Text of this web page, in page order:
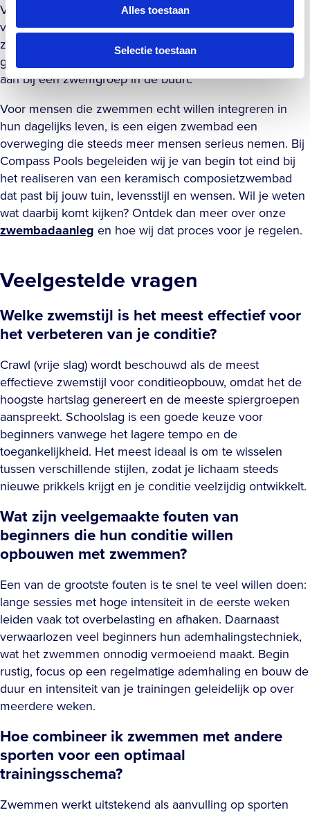
Alles toestaan
Selectie toestaan
Variatie helpt ook om gemotiveerd te blijven. Wissel
verschillende zwemstijlen af, probeer intervaltraining of
zwem op muziek. Sociale motivatie werkt eveneens
goed: zwem samen met een partner of vriend, of sluit je
aan bij een zwemgroep in de buurt.
Voor mensen die zwemmen echt willen integreren in
hun dagelijks leven, is een eigen zwembad een
overweging die steeds meer mensen serieus nemen. Bij
Compass Pools begeleiden wij je van begin tot eind bij
het realiseren van een keramisch composietzwembad
dat past bij jouw tuin, levensstijl en wensen. Wil je weten
wat daarbij komt kijken? Ontdek dan meer over onze
zwembadaanleg en hoe wij dat proces voor je regelen.
Veelgestelde vragen
Welke zwemstijl is het meest effectief voor
het verbeteren van je conditie?
Crawl (vrije slag) wordt beschouwd als de meest
effectieve zwemstijl voor conditieopbouw, omdat het de
hoogste hartslag genereert en de meeste spiergroepen
aanspreekt. Schoolslag is een goede keuze voor
beginners vanwege het lagere tempo en de
toegankelijkheid. Het meest ideaal is om te wisselen
tussen verschillende stijlen, zodat je lichaam steeds
nieuwe prikkels krijgt en je conditie veelzijdig ontwikkelt.
Wat zijn veelgemaakte fouten van
beginners die hun conditie willen
opbouwen met zwemmen?
Een van de grootste fouten is te snel te veel willen doen:
lange sessies met hoge intensiteit in de eerste weken
leiden vaak tot overbelasting en afhaken. Daarnaast
verwaarlozen veel beginners hun ademhalingstechniek,
wat het zwemmen onnodig vermoeiend maakt. Begin
rustig, focus op een regelmatige ademhaling en bouw de
duur en intensiteit van je trainingen geleidelijk op over
meerdere weken.
Hoe combineer ik zwemmen met andere
sporten voor een optimaal
trainingsschema?
Zwemmen werkt uitstekend als aanvulling op sporten